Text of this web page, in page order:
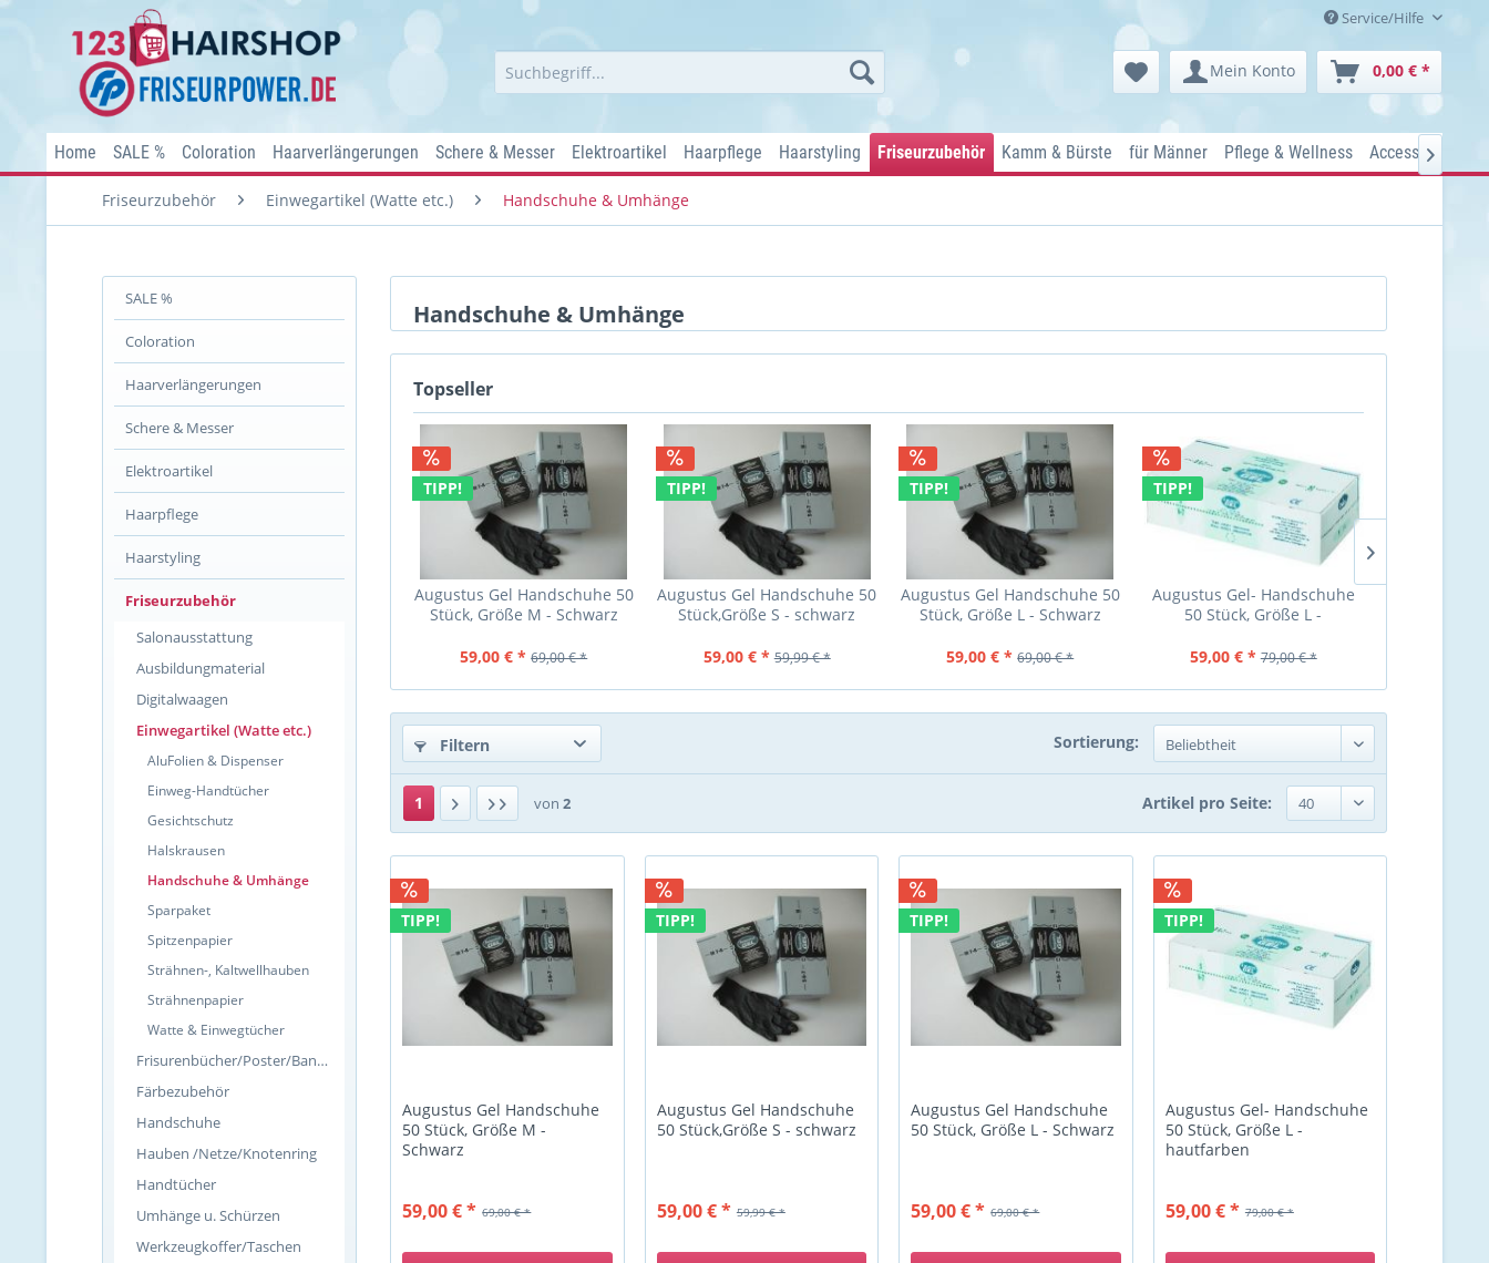
Service/Hilfe
Mein Konto 0,00 € *
Home SALE % Coloration Haarverlängerungen Schere & Messer Elektroartikel Haarpflege Haarstyling Friseurzubehör Kamm & Bürste für Männer Pflege & Wellness Accessoires

Friseurzubehör Einwegartikel (Watte etc.) Handschuhe & Umhänge
SALE %
Coloration
Haarverlängerungen
Schere & Messer
Elektroartikel
Haarpflege
Haarstyling
Friseurzubehör
Salonausstattung
Ausbildungmaterial
Digitalwaagen
Einwegartikel (Watte etc.)
AluFolien & Dispenser
Einweg-Handtücher
Gesichtschutz
Halskrausen
Handschuhe & Umhänge
Sparpaket
Spitzenpapier
Strähnen-, Kaltwellhauben
Strähnenpapier
Watte & Einwegtücher
Frisurenbücher/Poster/Banner
Färbezubehör
Handschuhe
Hauben /Netze/Knotenring
Handtücher
Umhänge u. Schürzen
Werkzeugkoffer/Taschen
Handschuhe & Umhänge
Topseller
TIPP!
Augustus Gel Handschuhe 50
Stück, Größe M - Schwarz
59,00 € * 69,00 € *
TIPP!
Augustus Gel Handschuhe 50
Stück,Größe S - schwarz
59,00 € * 59,99 € *
TIPP!
Augustus Gel Handschuhe 50
Stück, Größe L - Schwarz
59,00 € * 69,00 € *
TIPP!
Augustus Gel- Handschuhe
50 Stück, Größe L -
59,00 € * 79,00 € *
Filtern Sortierung:
1 von 2 Artikel pro Seite:
TIPP!
Augustus Gel Handschuhe
50 Stück, Größe M -
Schwarz
69,00 € *
59,00 € *
TIPP!
Augustus Gel Handschuhe
50 Stück,Größe S - schwarz
59,99 € *
59,00 € *
TIPP!
Augustus Gel Handschuhe
50 Stück, Größe L - Schwarz
69,00 € *
59,00 € *
TIPP!
Augustus Gel- Handschuhe
50 Stück, Größe L -
hautfarben
79,00 € *
59,00 € *